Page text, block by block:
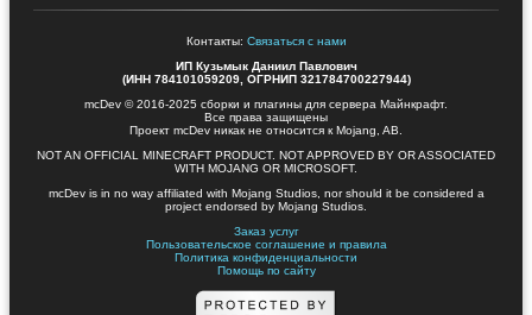
Контакты: Связаться с нами
ИП Кузьмык Даниил Павлович
(ИНН 784101059209, ОГРНИП 321784700227944)
mcDev © 2016-2025 сборки и плагины для сервера Майнкрафт.
Все права защищены
Проект mcDev никак не относится к Mojang, AB.
NOT AN OFFICIAL MINECRAFT PRODUCT. NOT APPROVED BY OR ASSOCIATED
WITH MOJANG OR MICROSOFT.
mcDev is in no way affiliated with Mojang Studios, nor should it be considered a
project endorsed by Mojang Studios.
Заказ услуг
Пользовательское соглашение и правила
Политика конфиденциальности
Помощь по сайту